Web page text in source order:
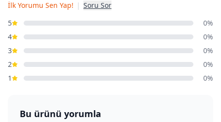
İlk Yorumu Sen Yap! | Soru Sor
5
0%
4
0%
3
0%
2
0%
1
0%
Bu ürünü yorumla